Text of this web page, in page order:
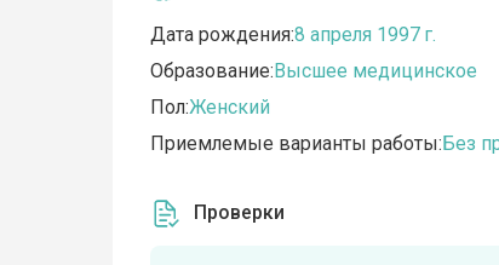
Дата рождения:8 апреля 1997 г.
Образование:Высшее медицинское
Пол:Женский
Приемлемые варианты работы:Без
Проверки